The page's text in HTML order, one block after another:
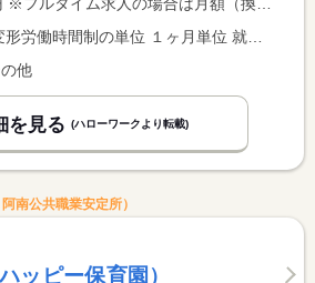
他
を見る (ハローワークより転載)
南公共職業安定所）
ッピー保育園）